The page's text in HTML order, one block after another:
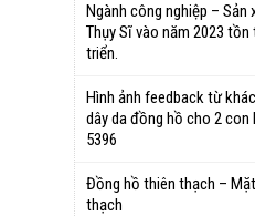
Ngành công nghiệp – Sản
Thụy Sĩ vào năm 2023 tồn
triển.
Hình ảnh feedback từ
dây da đồng hồ cho 2 con
5396
Đồng hồ thiên thạch –
thạch